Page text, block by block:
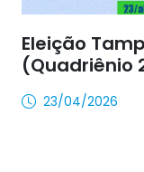
Eleição
(Quadriênio
23/04/2026